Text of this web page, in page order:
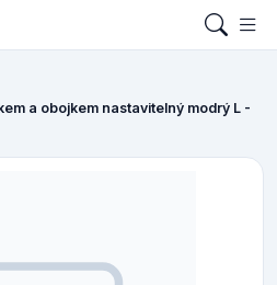
a obojkem nastavitelný modrý L -